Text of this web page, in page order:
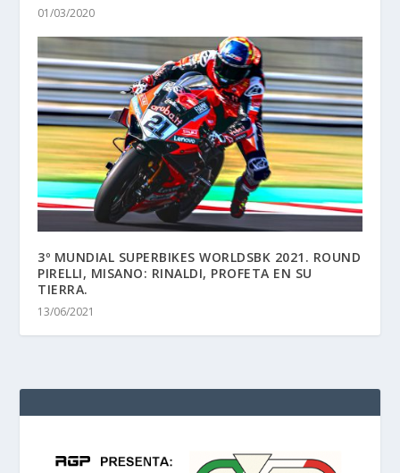
01/03/2020
3º MUNDIAL SUPERBIKES WORLDSBK 2021. ROUND
PIRELLI, MISANO: RINALDI, PROFETA EN SU
TIERRA.
13/06/2021